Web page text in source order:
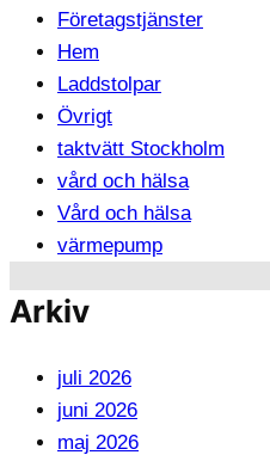
Företagstjänster
Hem
Laddstolpar
Övrigt
taktvätt Stockholm
vård och hälsa
Vård och hälsa
värmepump
Arkiv
juli 2026
juni 2026
maj 2026